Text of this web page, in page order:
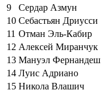
9
Сердар Азмун
10 Себастьян Дриусси
11 Отман Эль-Кабир
12 Алексей Миранчук
13 Мануэл Фернандеш
14 Луис Адриано
15 Никола Влашич